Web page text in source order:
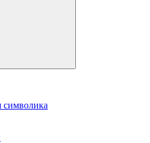
символика